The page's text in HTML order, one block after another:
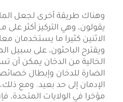
وهناك طريقة أخرى لجعل
يقولون، وهي التركيز أكثر على
الاثنين كثيرا ما يستخدمان
ويقترح الباحثون، على سبيل
الخالية من الدخان يمكن أن
الضارة للدخان وإبطال
الإدمان إلى حد بعيد. ومع
مؤخرا في الولايات المتحدة،